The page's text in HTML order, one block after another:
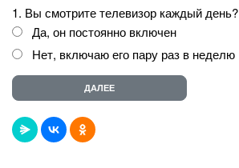
1. Вы смотрите телевизор каждый день?
Да, он постоянно включен
Нет, включаю его пару раз в неделю